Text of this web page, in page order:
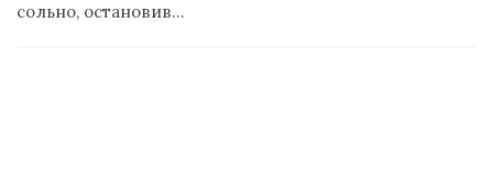
сольно, остановив…